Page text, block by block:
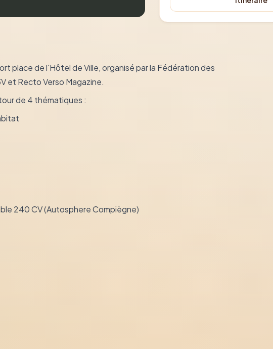
place de l'Hôtel de Ville, organisé par la Fédération des
et Recto Verso Magazine.
de 4 thématiques :
240 CV (Autosphere Compiègne)